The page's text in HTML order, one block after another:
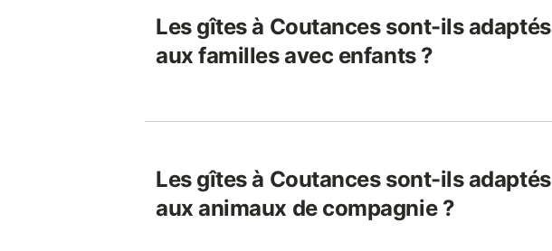
Les gîtes à Coutances sont-ils adaptés
aux familles avec enfants ?
Les gîtes à Coutances sont-ils adaptés
aux animaux de compagnie ?